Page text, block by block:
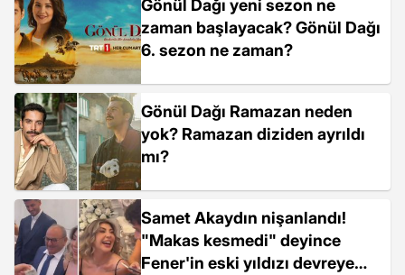
Gönül Dağı yeni sezon ne
zaman başlayacak? Gönül Dağı
6. sezon ne zaman?
Gönül Dağı Ramazan neden
yok? Ramazan diziden ayrıldı
mı?
Samet Akaydın nişanlandı!
"Makas kesmedi" deyince
Fener'in eski yıldızı devreye